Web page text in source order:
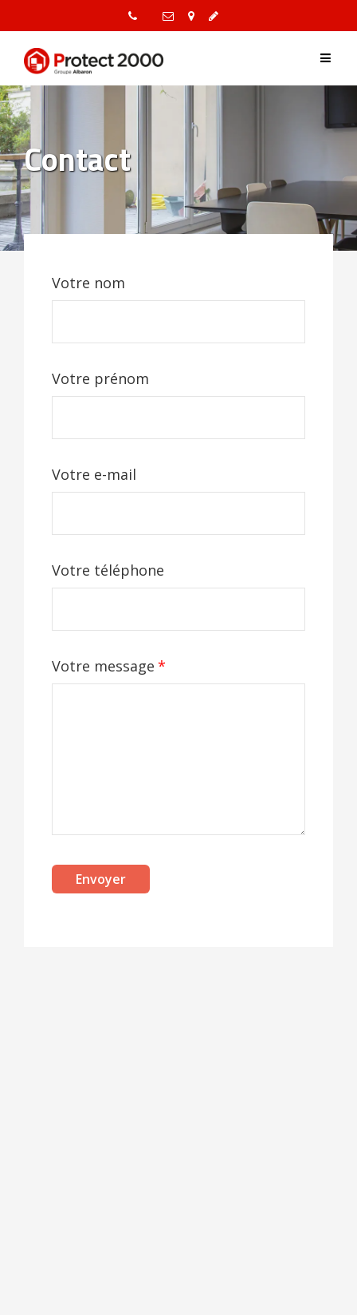
to
content
Contact
Votre nom
Votre prénom
Votre e-mail
Votre téléphone
Votre message